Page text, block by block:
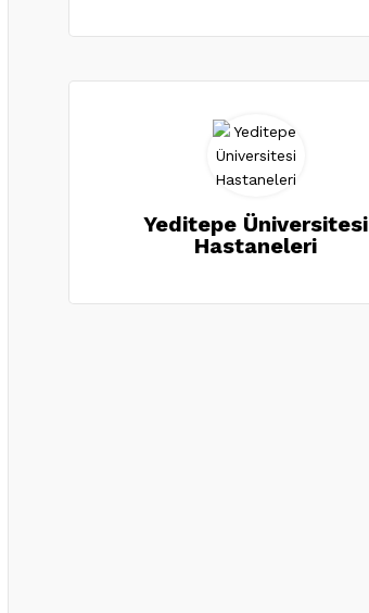
Yeditepe Üniversitesi
Hastaneleri